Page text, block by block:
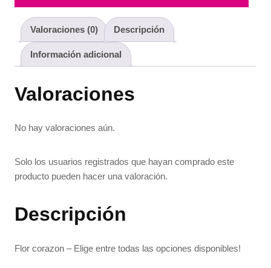
Valoraciones (0) Descripción
Información adicional
Valoraciones
No hay valoraciones aún.
Solo los usuarios registrados que hayan comprado este
producto pueden hacer una valoración.
Descripción
Flor corazon – Elige entre todas las opciones disponibles!